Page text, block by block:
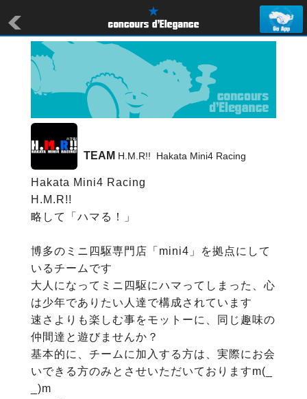
TEAM H.M.R!!  Hakata Mini4 Racing
Hakata Mini4 Racing
H.M.R!!
略して「ハマる！」
博多のミニ四駆専門店「mini4」を拠点にして
いるチームです
大人になってミニ四駆にハマってしまった、心
は少年でありたい人達で構成されています
速さよりも楽しむ事をモットーに、同じ趣味の
仲間達と遊びませんか？
基本的に、チームに加入する方は、実際にお会
いできる方のみとさせいただいておりますm(_
_)m